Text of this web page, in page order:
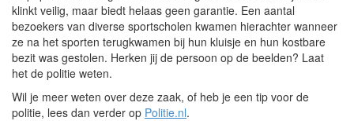
klinkt veilig, maar biedt helaas geen garantie. Een aantal
bezoekers van diverse sportscholen kwamen hierachter wanneer
ze na het sporten terugkwamen bij hun kluisje en hun kostbare
bezit was gestolen. Herken jij de persoon op de beelden? Laat
het de politie weten.
Wil je meer weten over deze zaak, of heb je een tip voor de
politie, lees dan verder op Politie.nl.